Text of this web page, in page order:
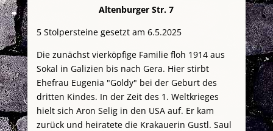
Altenburger Str. 7
5 Stolpersteine gesetzt am 6.5.2025
Die zunächst vierköpfige Familie floh 1914 aus
Sokal in Galizien bis nach Gera. Hier stirbt
Ehefrau Eugenia "Goldy" bei der Geburt des
dritten Kindes. In der Zeit des 1. Weltkrieges
hielt sich Aron Selig in den USA auf. Er kam
zurück und heiratete die Krakauerin Gustl. Saul